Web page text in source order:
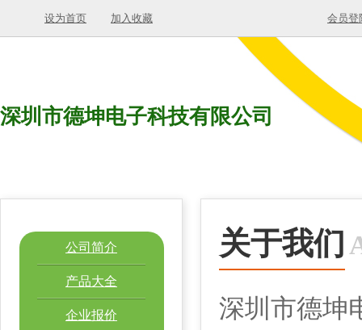
设为首页 加入收藏 会员登
深圳市德坤电子科技有限公司
公司简介
产品大全
企业报价
关于我们
深圳市德坤